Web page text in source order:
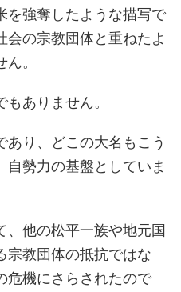
を強奪したような描写で
会の宗教団体と重ねたよ
。
ありません。
り、どこの大名もこう
自勢力の基盤としていま
、他の松平一族や地元国
宗教団体の抵抗ではな
危機にさらされたので